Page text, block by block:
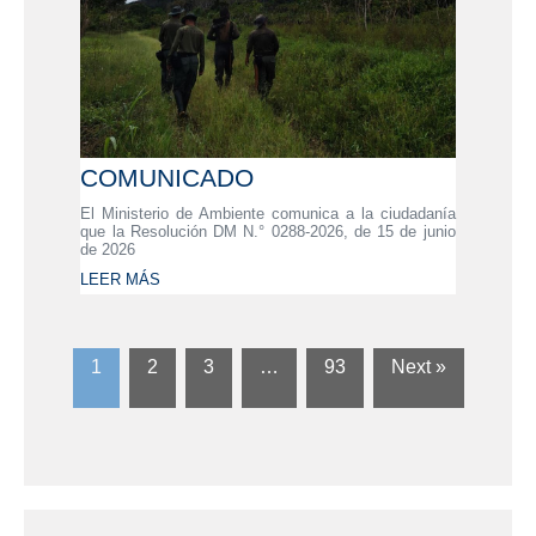
COMUNICADO
El Ministerio de Ambiente comunica a la ciudadanía
que la Resolución DM N.° 0288-2026, de 15 de junio
de 2026
LEER MÁS
1 2 3 … 93 Next »